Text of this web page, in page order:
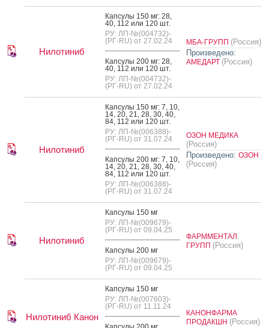
Нилотиниб
Кап­су­лы 150 мг: 28,
40, 112 или 120 шт.
РУ: ЛП-№(004732)-
(РГ-RU) от 27.02.24
Кап­су­лы 200 мг: 28,
40, 112 или 120 шт.
РУ: ЛП-№(004732)-
(РГ-RU) от 27.02.24
МБА-ГРУПП (Россия)
Произведено:
АМЕДАРТ (Россия)
Нилотиниб
Кап­су­лы 150 мг: 7, 10,
14, 20, 21, 28, 30, 40,
84, 112 или 120 шт.
РУ: ЛП-№(006388)-
(РГ-RU) от 31.07.24
Кап­су­лы 200 мг: 7, 10,
14, 20, 21, 28, 30, 40,
84, 112 или 120 шт.
РУ: ЛП-№(006388)-
(РГ-RU) от 31.07.24
ОЗОН МЕДИКА
(Россия)
Произведено: ОЗОН
(Россия)
Нилотиниб
Кап­су­лы 150 мг
РУ: ЛП-№(009679)-
(РГ-RU) от 09.04.25
Кап­су­лы 200 мг
РУ: ЛП-№(009679)-
(РГ-RU) от 09.04.25
ФАРММЕНТАЛ
ГРУПП (Россия)
Нилотиниб Канон
Кап­су­лы 150 мг
РУ: ЛП-№(007603)-
(РГ-RU) от 11.11.24
КАНОНФАРМА
ПРОДАКШН (Россия)